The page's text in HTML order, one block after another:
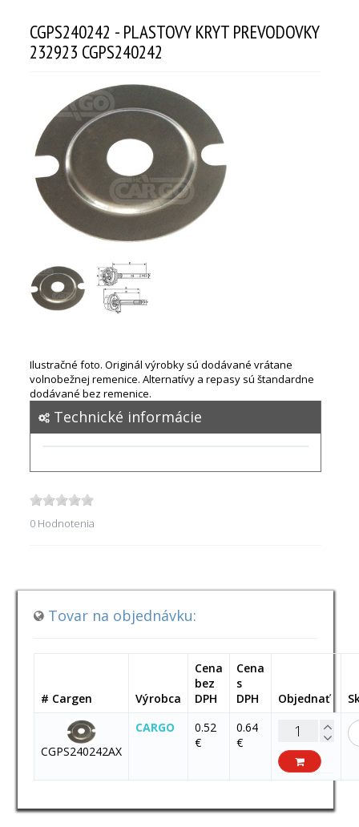
CGPS240242 - PLASTOVY KRYT PREVODOVKY
232923 CGPS240242
Ilustračné foto. Originál výrobky sú dodávané vrátane
volnobežnej remenice. Alternatívy a repasy sú štandardne
dodávané bez remenice.
Technické informácie
0 Hodnotenia
Tovar na objednávku:
# Cargen Výrobca
Cena
bez
DPH
Cena
s
DPH
Objednať
CGPS240242AX
CARGO
0.52
€
0.64
€